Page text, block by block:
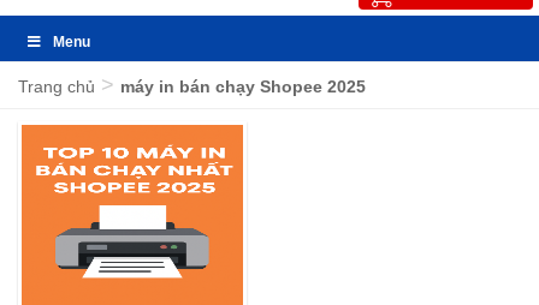
Menu
Trang chủ > máy in bán chạy Shopee 2025